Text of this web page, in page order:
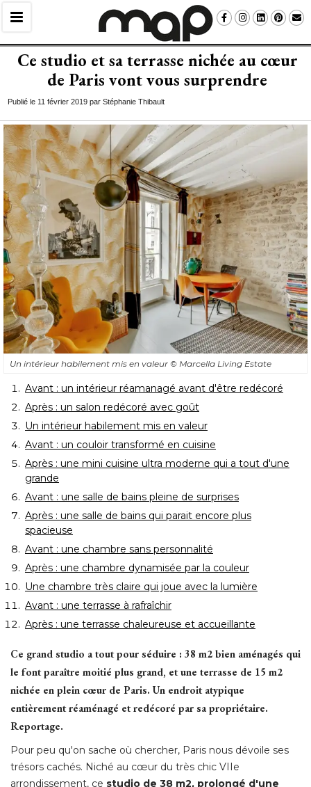
Ce studio et sa terrasse nichée au cœur
de Paris vont vous surprendre
Publié le 11 février 2019 par Stéphanie Thibault
Un intérieur habilement mis en valeur © Marcella Living Estate
Avant : un intérieur réamanagé avant d'être redécoré
Après : un salon redécoré avec goût
Un intérieur habilement mis en valeur
Avant : un couloir transformé en cuisine
Après : une mini cuisine ultra moderne qui a tout d'une
grande
Avant : une salle de bains pleine de surprises
Après : une salle de bains qui parait encore plus
spacieuse
Avant : une chambre sans personnalité
Après : une chambre dynamisée par la couleur
Une chambre très claire qui joue avec la lumière
Avant : une terrasse à rafraîchir
Après : une terrasse chaleureuse et accueillante
Ce grand studio a tout pour séduire : 38 m2 bien aménagés qui
le font paraître moitié plus grand, et une terrasse de 15 m2
nichée en plein cœur de Paris. Un endroit atypique
entièrement réaménagé et redécoré par sa propriétaire.
Reportage.
Pour peu qu'on sache où chercher, Paris nous dévoile ses
trésors cachés. Niché au cœur du très chic VIIe
arrondissement, ce studio de 38 m2, prolongé d'une